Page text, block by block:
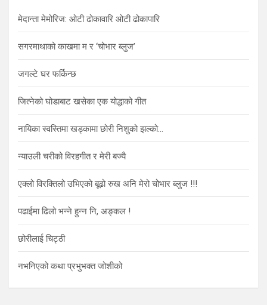
मेदान्ता मेमोरिज: ओटी ढोकावारि ओटी ढोकापारि
सगरमाथाको काखमा म र ‘चोभार ब्लुज’
जगल्टे घर फर्किन्छ
जित्नेको घोडाबाट खसेका एक योद्धाको गीत
नायिका स्वस्तिमा खड्कामा छोरी निशुको झल्को…
न्याउली चरीको विरहगीत र मेरी बज्यै
एक्लो विरक्तिलो उभिएको बूढो रुख अनि मेरो चोभार ब्लुज !!!
पढाईमा ढिलो भन्ने हुन्न नि, अङ्कल !
छोरीलाई चिट्ठी
नभनिएको कथा प्रभुभक्त जोशीको